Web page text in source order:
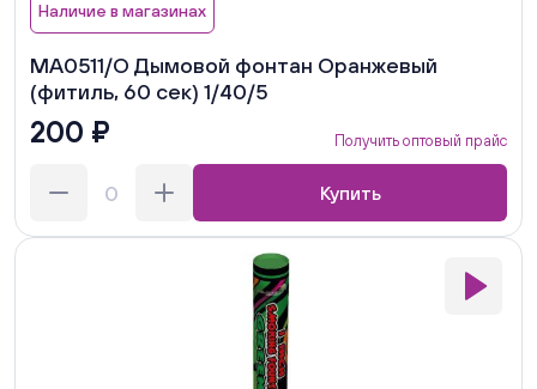
Наличие в магазинах
MA0511/О Дымовой фонтан Оранжевый
(фитиль, 60 сек) 1/40/5
200 ₽ Получить оптовый прайс
Купить